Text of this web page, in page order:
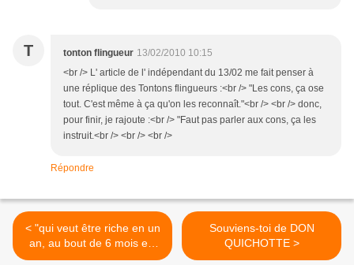
T tonton flingueur 13/02/2010 10:15
<br /> L' article de l' indépendant du 13/02 me fait penser à
une réplique des Tontons flingueurs :<br /> "Les cons, ça ose
tout. C'est même à ça qu'on les reconnaît."<br /> <br /> donc,
pour finir, je rajoute :<br /> "Faut pas parler aux cons, ça les
instruit.<br /> <br /> <br />
Répondre
< "qui veut être riche en un
an, au bout de 6 mois est
pendu"
Souviens-toi de DON
QUICHOTTE >